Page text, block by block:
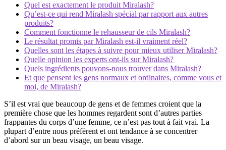
Quel est exactement le produit Miralash?
Qu’est-ce qui rend Miralash spécial par rapport aux autres
produits?
Comment fonctionne le rehausseur de cils Miralash?
Le résultat promis par Miralash est-il vraiment réel?
Quelles sont les étapes à suivre pour mieux utiliser Miralash?
Quelle opinion les experts ont-ils sur Miralash?
Quels ingrédients pouvons-nous trouver dans Miralash?
Et que pensent les gens normaux et ordinaires, comme vous et
moi, de Miralash?
S’il est vrai que beaucoup de gens et de femmes croient que la
première chose que les hommes regardent sont d’autres parties
frappantes du corps d’une femme, ce n’est pas tout à fait vrai. La
plupart d’entre nous préfèrent et ont tendance à se concentrer
d’abord sur un beau visage, un beau visage.